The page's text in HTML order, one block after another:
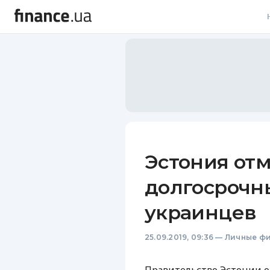
Эстония
украинцев
25.09.2019, 09:36 — Личные